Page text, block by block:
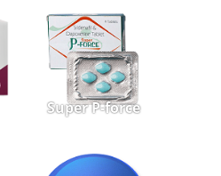
Super P-force